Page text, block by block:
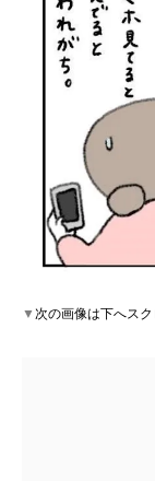
▼次の画像は下へス